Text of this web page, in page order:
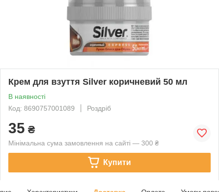
Крем для взуття Silver коричневий 50 мл
В наявності
Код: 8690757001089
Роздріб
35 ₴
Мінімальна сума замовлення на сайті — 300 ₴
Купити